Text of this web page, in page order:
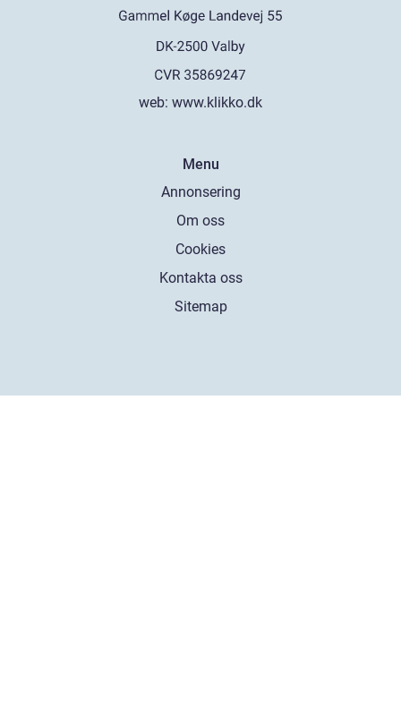
web: www.klikko.dk
Menu
Annonsering
Om oss
Cookies
Kontakta oss
Sitemap